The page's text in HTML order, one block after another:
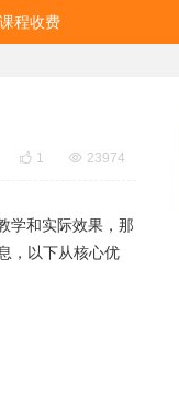
课程收费
 1  23974
学和实际效果，那
，以下从核心优